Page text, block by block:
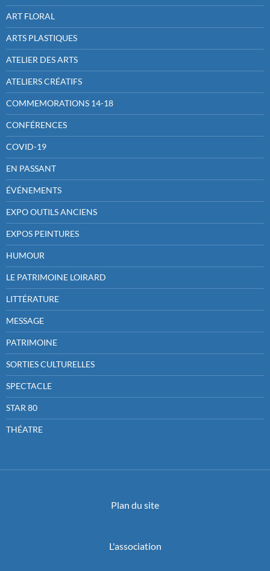
ART FLORAL
ARTS PLASTIQUES
ATELIER DES ARTS
ATELIERS CRÉATIFS
COMMEMORATIONS 14-18
CONFÉRENCES
COVID-19
EN PASSANT
ÉVÉNEMENTS
EXPO OUTILS ANCIENS
EXPOS PEINTURES
HUMOUR
LE PATRIMOINE LOIRARD
LITTÉRATURE
MESSAGE
PATRIMOINE
SORTIES CULTURELLES
SPECTACLE
STAR 80
THÉATRE
Plan du site
L'association